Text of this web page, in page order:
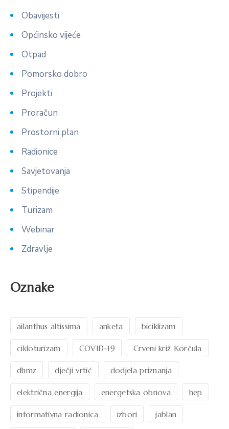
Obavijesti
Općinsko vijeće
Otpad
Pomorsko dobro
Projekti
Proračun
Prostorni plan
Radionice
Savjetovanja
Stipendije
Turizam
Webinar
Zdravlje
Oznake
ailanthus altissima anketa biciklizam
cikloturizam COVID-19 Crveni križ Korčula
dhmz dječji vrtić dodjela priznanja
električna energija energetska obnova hep
informativna radionica izbori jablan